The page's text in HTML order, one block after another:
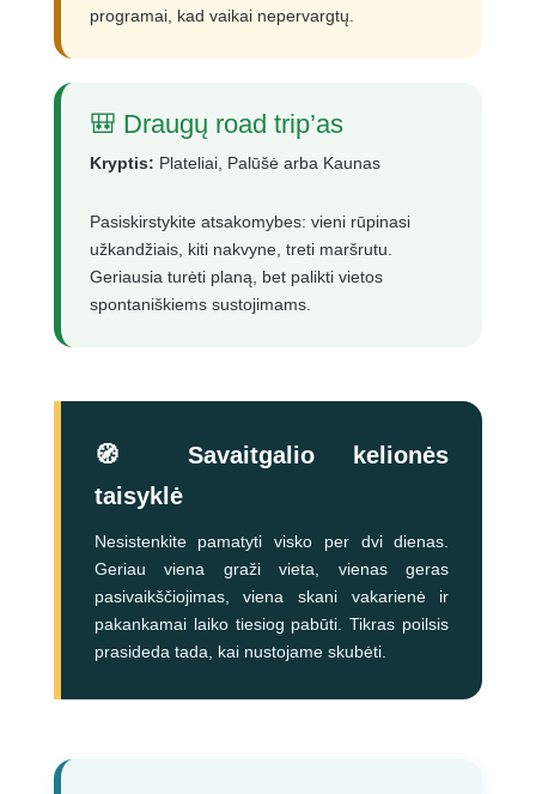
programai, kad vaikai nepervargtų.
🎒 Draugų road trip’as
Kryptis: Plateliai, Palūšė arba Kaunas
Pasiskirstykite atsakomybes: vieni rūpinasi
užkandžiais, kiti nakvyne, treti maršrutu.
Geriausia turėti planą, bet palikti vietos
spontaniškiems sustojimams.
🧭 Savaitgalio kelionės
taisyklė
Nesistenkite pamatyti visko per dvi dienas.
Geriau viena graži vieta, vienas geras
pasivaikščiojimas, viena skani vakarienė ir
pakankamai laiko tiesiog pabūti. Tikras poilsis
prasideda tada, kai nustojame skubėti.